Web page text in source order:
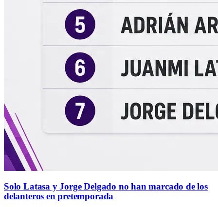
Solo Latasa y Jorge Delgado no han marcado de los
delanteros en pretemporada